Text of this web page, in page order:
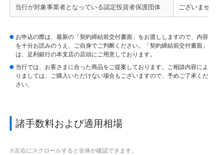
当行が対象事業者となっている認定投資者保護団体 ございませ
お申込の際は、最新の「契約締結前交付書面」をお渡ししますので、内容
を十分お読みのうえ、ご自身でご判断ください。「契約締結前交付書面」
は、足利銀行の本支店の店頭にご用意しております。
当行では、お客さまに合った商品をご提案しております。ご相談内容によ
りましては、ご購入いただけない場合もございますので、予めご了承くだ
さい。
諸手数料および適用相場